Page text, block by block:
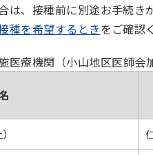
、接種前に別途お手続き
種を希望するときをご確認
医療機関（小山地区医師会